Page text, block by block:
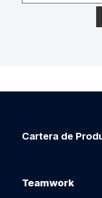
Cartera de
Teamwork